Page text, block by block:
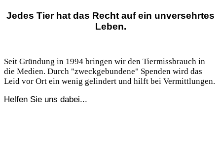
Jedes Tier hat das Recht auf ein unversehrtes
Leben.
Seit Gründung in 1994 bringen wir den Tiermissbrauch in
die Medien. Durch "zweckgebundene" Spenden wird das
Leid vor Ort ein wenig gelindert und hilft bei Vermittlungen.
Helfen Sie uns dabei...